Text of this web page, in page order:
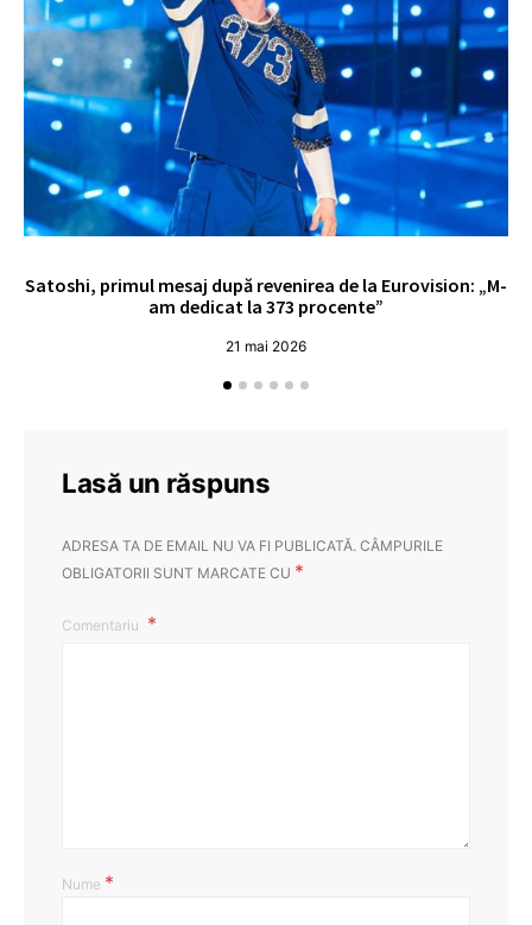
Satoshi, primul mesaj după revenirea de la Eurovision: „M-
am dedicat la 373 procente”
21 mai 2026
Lasă un răspuns
ADRESA TA DE EMAIL NU VA FI PUBLICATĂ. CÂMPURILE
OBLIGATORII SUNT MARCATE CU *
Comentariu
Nume *